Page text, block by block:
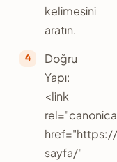
kelimesini
aratın.
Doğru
Yapı:
<link
sayfa/"